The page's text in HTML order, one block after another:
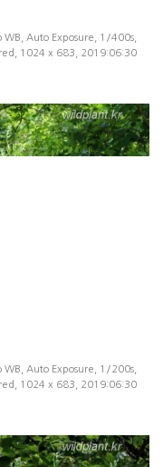
WB, Auto Exposure, 1/400s,
1024 x 683, 2019:06:30
Auto Exposure, 1/200s,
1024 x 683, 2019:06:30